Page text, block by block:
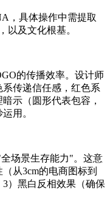
，具体操作中需提取
以及文化根基。
的传播效率。设计师
传递信任感，红色系
示（圆形代表包容，
用。
场景生存能力"。这意
从3cm的电商图标到
）黑白反相效果（确保